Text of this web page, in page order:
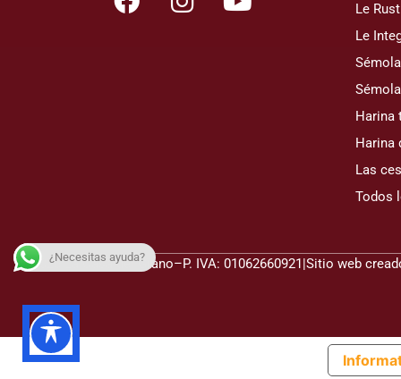
Le
Le
Harina
Harina
Las
Todos
© 2026 La Casa del Grano–P. IVA: 01062660921|Sitio web
¿Necesitas ayuda?